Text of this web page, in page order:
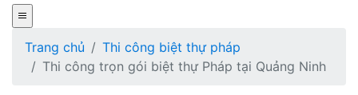
Trang chủ
Thi công biệt thự pháp
Thi công trọn gói biệt thự Pháp tại Quảng Ninh